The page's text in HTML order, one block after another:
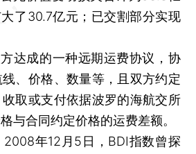
了30.7亿元；已交割部分实现
成的一种远期运费协议，协
、价格、数量等，且双方约定
取或支付依据波罗的海航交所
与合同约定价格的运费差额。
年12月5日，BDI指数曾探